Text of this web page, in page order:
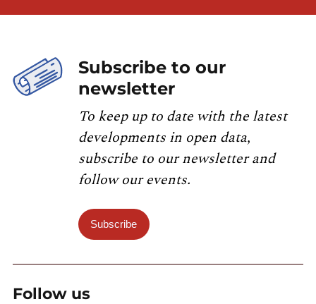
Subscribe to our
newsletter
To keep up to date with the latest
developments in open data,
subscribe to our newsletter and
follow our events.
Subscribe
Follow us